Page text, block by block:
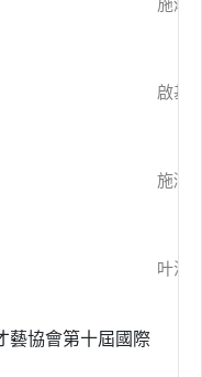
施瀚
啟基
施澔
叶漫
藝協會第十屆國際